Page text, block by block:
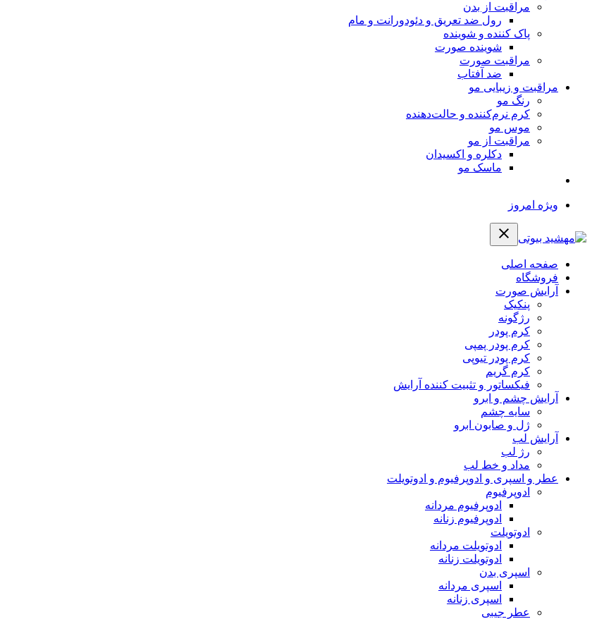
مراقبت از بدن
رول ضد تعریق و دئودورانت و مام
پاک کننده و شوینده
شوینده صورت
مراقبت صورت
ضد آفتاب
مراقبت و زیبایی مو
رنگ مو
کرم نرم‌کننده و حالت‌دهنده
موس مو
مراقبت از مو
دکلره و اکسیدان
ماسک مو
ویژه امروز
صفحه اصلی
فروشگاه
آرایش صورت
پنکیک
رژگونه
کرم پودر
کرم پودر پمپی
کرم پودر تیوپی
کرم گریم
فیکساتور و تثبیت کننده آرایش
آرایش چشم و ابرو
سایه چشم
ژل و صابون ابرو
آرایش لب
رژ لب
مداد و خط لب
عطر و اسپری و ادوپرفیوم و ادوتویلت
ادوپرفیوم
ادوپرفیوم مردانه
ادوپرفیوم زنانه
ادوتویلت
ادوتویلت مردانه
ادوتویلت زنانه
اسپری بدن
اسپری مردانه
اسپری زنانه
عطر جیبی